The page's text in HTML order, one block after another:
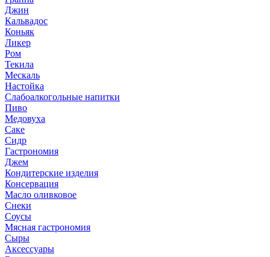
Джин
Кальвадос
Коньяк
Ликер
Ром
Текила
Мескаль
Настойка
Слабоалкогольные напитки
Пиво
Медовуха
Саке
Сидр
Гастрономия
Джем
Кондитерские изделия
Консервация
Масло оливковое
Снеки
Соусы
Мясная гастрономия
Сыры
Аксессуары